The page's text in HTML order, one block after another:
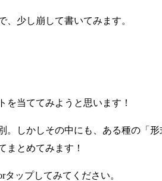
少し崩して書いてみます。
当ててみようと思います！
しかしその中にも、ある種の「
まとめてみます！
ップしてみてください。